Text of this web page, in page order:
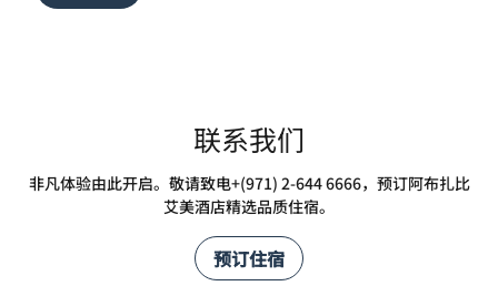
联系我们
非凡体验由此开启。敬请致电+(971) 2-644 6666，预订阿布扎比
艾美酒店精选品质住宿。
预订住宿